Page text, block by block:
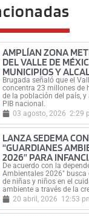
AMPLÍAN ZONA
DEL VALLE DE
MUNICIPIOS Y
Brugada señaló que el
concentra 23 millones de
de la población del país, y
PIB nacional.
03 agosto, 2026 2:29
LANZA SEDEMA
“GUARDIANES
2026” PARA
De acuerdo con la
Ambientales 2026" busca
de niñas y niños en el
ambiente a través de la
20 abril, 2026 12:53